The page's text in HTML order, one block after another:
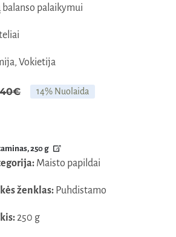
palaikymui
Vokietija
€Original
60,40€.
Current
52,20€.
14% Nuolaida
250 g
Maisto papildai
ženklas:Puhdistamo
250 g